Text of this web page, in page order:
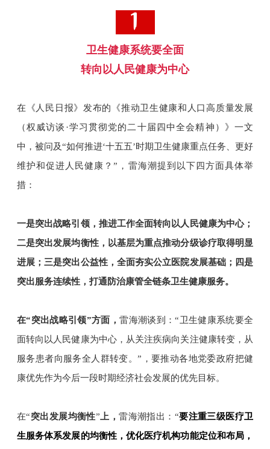
卫生健康系统要全面
转向以人民健康为中心
在《人民日报》发布的《推动卫生健康和人口高质量发展
（权威访谈·学习贯彻党的二十届四中全会精神）》一文
中，被问及“如何推进‘十五五’时期卫生健康重点任务、更好
维护和促进人民健康？”，雷海潮提到以下四方面具体举
措：
一是突出战略引领，推进工作全面转向以人民健康为中心；
二是突出发展均衡性，以基层为重点推动分级诊疗取得明显
进展； 三是突出公益性，全面夯实公立医院发展基础； 四是
突出服务连续性，打通防治康管全链条卫生健康服务。
在“突出战略引领”方面，雷海潮谈到：“卫生健康系统要全
面转向以人民健康为中心，从关注疾病向关注健康转变，从
服务患者向服务全人群转变。”，要推动各地党委政府把健
康优先作为今后一段时期经济社会发展的优先目标。
在“突出发展均衡性” 上，雷海潮指出：“要注重三级医疗卫
生服务体系发展的均衡性，优化医疗机构功能定位和布局，